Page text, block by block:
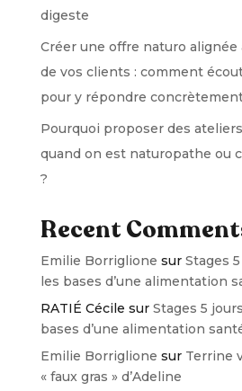
digeste
Créer une offre naturo alignée
de vos clients : comment
pour y répondre
Pourquoi proposer des
quand on est naturopathe ou
?
Recent
Emilie Borriglione sur Stages
les bases d’une alimentation
RATIÉ Cécile sur Stages 5
bases d’une alimentation
Emilie Borriglione sur Terrine
« faux gras » d’Adeline